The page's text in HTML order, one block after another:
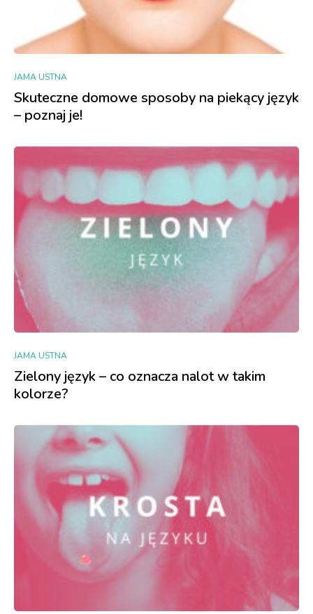
JAMA USTNA
Skuteczne domowe sposoby na piekący język
– poznaj je!
JAMA USTNA
Zielony język – co oznacza nalot w takim
kolorze?